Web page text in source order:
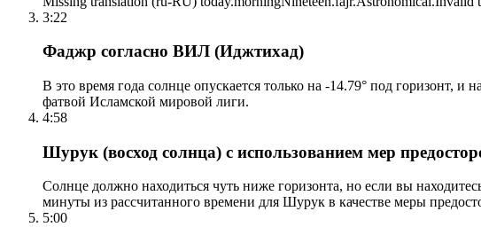
3:22
Фаджр согласно ВИЛ (Иджтихад)
В это время года солнце опускается только на -14.79° под горизонт,
фатвой Исламской мировой лиги.
4:58
Шурук (восход солнца) с использованием мер
Солнце должно находиться чуть ниже горизонта, но если вы
минуты из рассчитанного времени для Шурук в качестве меры
5:00